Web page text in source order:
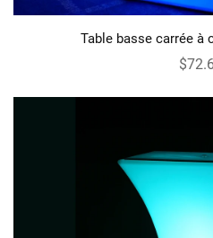
Table basse carrée à